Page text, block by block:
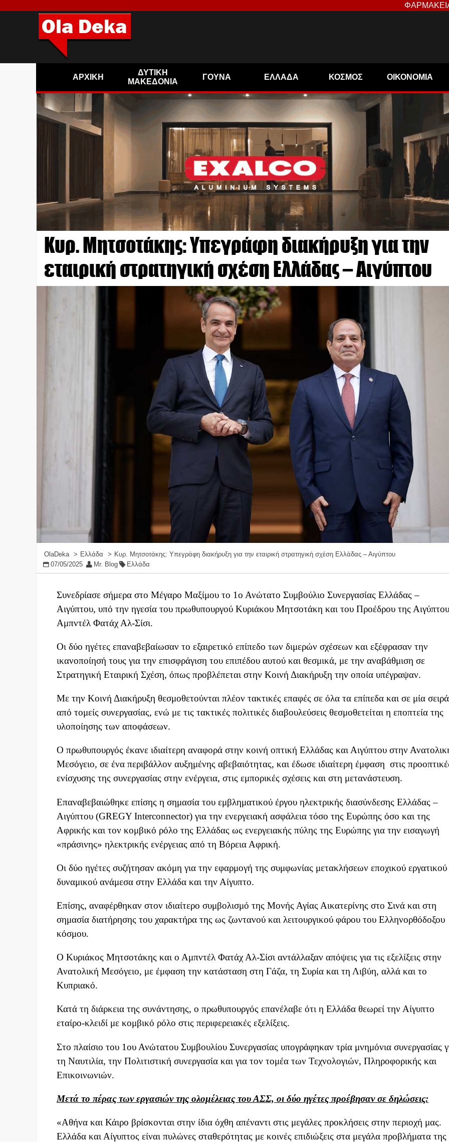
ΑΡΧΙΚΗ
ΔΥΤΙΚΗ
ΜΑΚΕΔΟΝΙΑ
ΓΟΥΝΑ ΕΛΛΑΔΑ ΚΟΣΜΟΣ ΟΙΚΟΝΟΜΙΑ
Κυρ. Μητσοτάκης: Υπεγράφη διακήρυξη για την
εταιρική στρατηγική σχέση Ελλάδας – Αιγύπτου
OlaDeka Ελλάδα
Κυρ. Μητσοτάκης: Υπεγράφη διακήρυξη για την εταιρική στρατηγική σχέση Ελλάδας – Αιγύπτου
07/05/2025
Mr. Blog Ελλάδα
Συνεδρίασε σήμερα στο Μέγαρο Μαξίμου το 1ο Ανώτατο Συμβούλιο Συνεργασίας Ελλάδας –
Αιγύπτου, υπό την ηγεσία του πρωθυπουργού Κυριάκου Μητσοτάκη και του Προέδρου της Αιγύπτου
Αμπντέλ Φατάχ Αλ-Σίσι.
Οι δύο ηγέτες επαναβεβαίωσαν το εξαιρετικό επίπεδο των διμερών σχέσεων και εξέφρασαν την
ικανοποίησή τους για την επισφράγιση του επιπέδου αυτού και θεσμικά, με την αναβάθμιση σε
Στρατηγική Εταιρική Σχέση, όπως προβλέπεται στην Κοινή Διακήρυξη την οποία υπέγραψαν.
Με την Κοινή Διακήρυξη θεσμοθετούνται πλέον τακτικές επαφές σε όλα τα επίπεδα και σε μία σειρά
από τομείς συνεργασίας, ενώ με τις τακτικές πολιτικές διαβουλεύσεις θεσμοθετείται η εποπτεία της
υλοποίησης των αποφάσεων.
Ο πρωθυπουργός έκανε ιδιαίτερη αναφορά στην κοινή οπτική Ελλάδας και Αιγύπτου στην
Μεσόγειο, σε ένα περιβάλλον αυξημένης αβεβαιότητας, και έδωσε ιδιαίτερη έμφαση στις
ενίσχυσης της συνεργασίας στην ενέργεια, στις εμπορικές σχέσεις και στη μετανάστευση.
Επαναβεβαιώθηκε επίσης η σημασία του εμβληματικού έργου ηλεκτρικής διασύνδεσης Ελλάδας –
Αιγύπτου (GREGY Interconnector) για την ενεργειακή ασφάλεια τόσο της Ευρώπης όσο και της
Αφρικής και τον κομβικό ρόλο της Ελλάδας ως ενεργειακής πύλης της Ευρώπης για την εισαγωγή
«πράσινης» ηλεκτρικής ενέργειας από τη Βόρεια Αφρική.
Οι δύο ηγέτες συζήτησαν ακόμη για την εφαρμογή της συμφωνίας μετακλήσεων εποχικού εργατικού
δυναμικού ανάμεσα στην Ελλάδα και την Αίγυπτο.
Επίσης, αναφέρθηκαν στον ιδιαίτερο συμβολισμό της Μονής Αγίας Αικατερίνης στο Σινά και στη
σημασία διατήρησης του χαρακτήρα της ως ζωντανού και λειτουργικού φάρου του Ελληνορθόδοξου
κόσμου.
Ο Κυριάκος Μητσοτάκης και ο Αμπντέλ Φατάχ Αλ-Σίσι αντάλλαξαν απόψεις για τις εξελίξεις στην
Ανατολική Μεσόγειο, με έμφαση την κατάσταση στη Γάζα, τη Συρία και τη Λιβύη, αλλά και το
Κυπριακό.
Κατά τη διάρκεια της συνάντησης, ο πρωθυπουργός επανέλαβε ότι η Ελλάδα θεωρεί την Αίγυπτο
εταίρο-κλειδί με κομβικό ρόλο στις περιφερειακές εξελίξεις.
Στο πλαίσιο του 1ου Ανώτατου Συμβουλίου Συνεργασίας υπογράφηκαν τρία μνημόνια συνεργασίας
τη Ναυτιλία, την Πολιτιστική συνεργασία και για τον τομέα των Τεχνολογιών, Πληροφορικής και
Επικοινωνιών.
Μετά το πέρας των εργασιών της ολομέλειας του ΑΣΣ, οι δύο ηγέτες προέβησαν σε δηλώσεις:
«Αθήνα και Κάιρο βρίσκονται στην ίδια όχθη απέναντι στις μεγάλες προκλήσεις στην περιοχή μας.
Ελλάδα και Αίγυπτος είναι πυλώνες σταθερότητας με κοινές επιδιώξεις στα μεγάλα προβλήματα της